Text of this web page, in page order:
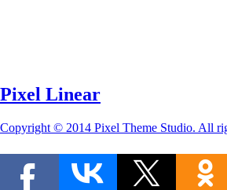
Pixel Linear
Copyright © 2014 Pixel Theme Studio. All